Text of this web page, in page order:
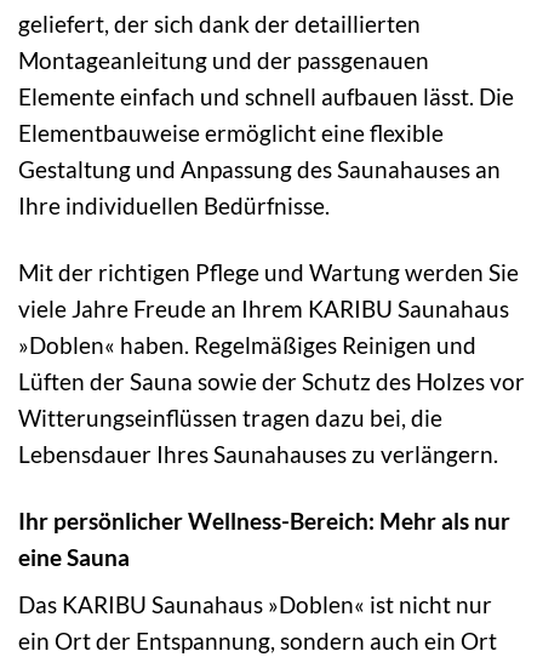
geliefert, der sich dank der detaillierten
Montageanleitung und der passgenauen
Elemente einfach und schnell aufbauen lässt. Die
Elementbauweise ermöglicht eine flexible
Gestaltung und Anpassung des Saunahauses an
Ihre individuellen Bedürfnisse.
Mit der richtigen Pflege und Wartung werden Sie
viele Jahre Freude an Ihrem KARIBU Saunahaus
»Doblen« haben. Regelmäßiges Reinigen und
Lüften der Sauna sowie der Schutz des Holzes vor
Witterungseinflüssen tragen dazu bei, die
Lebensdauer Ihres Saunahauses zu verlängern.
Ihr persönlicher Wellness-Bereich: Mehr als nur
eine Sauna
Das KARIBU Saunahaus »Doblen« ist nicht nur
ein Ort der Entspannung, sondern auch ein Ort